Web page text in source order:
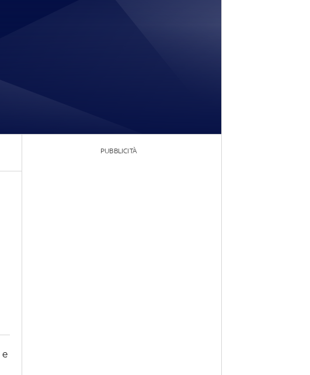
e
PUBBLICITÀ